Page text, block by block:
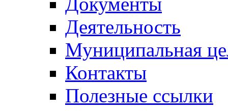
Деятельность
Муниципальная
Контакты
Полезные ссылки